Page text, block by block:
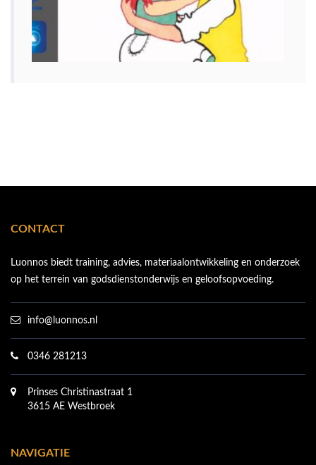
CONTACT
Luonnos biedt training, advies, materiaalontwikkeling en onderzoek
op het terrein van godsdienstonderwijs en geloofsopvoeding.
info@luonnos.nl
0346 281213
Prinses Christinastraat 1
3615 AE Westbroek
NAVIGATIE